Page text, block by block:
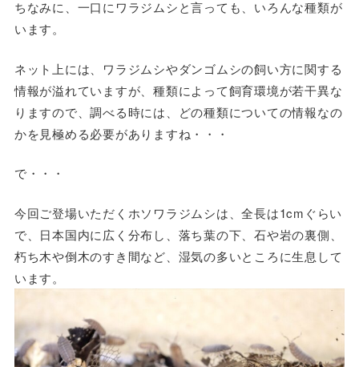
ちなみに、一口にワラジムシと言っても、いろんな種類が
います。
ネット上には、ワラジムシやダンゴムシの飼い方に関する
情報が溢れていますが、種類によって飼育環境が若干異な
りますので、調べる時には、どの種類についての情報なの
かを見極める必要がありますね・・・
で・・・
今回ご登場いただくホソワラジムシは、全長は1cmぐらい
で、日本国内に広く分布し、落ち葉の下、石や岩の裏側、
朽ち木や倒木のすき間など、湿気の多いところに生息して
います。